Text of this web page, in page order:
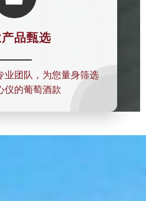
品甄选
业团队，为您量身筛选
仪的葡萄酒款